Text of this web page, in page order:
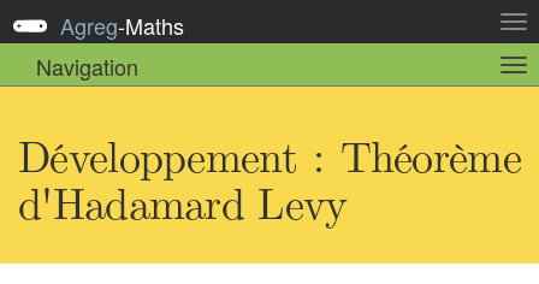
la
Agreg-Maths
Navigation
la
Développement : Théorème
d'Hadamard Levy